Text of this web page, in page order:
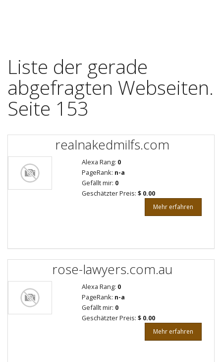
Liste der gerade
abgefragten Webseiten.
Seite 153
realnakedmilfs.com
Alexa Rang: 0
PageRank: n-a
Gefällt mir: 0
Geschätzter Preis: $ 0.00
Mehr erfahren
rose-lawyers.com.au
Alexa Rang: 0
PageRank: n-a
Gefällt mir: 0
Geschätzter Preis: $ 0.00
Mehr erfahren